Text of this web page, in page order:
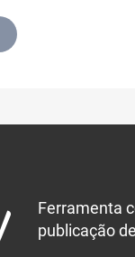
Ferramenta
publicação